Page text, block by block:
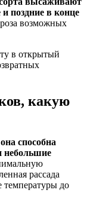
поздние в конце
возможных
в открытый
какую
она способна
небольшие
рассада
температуры до